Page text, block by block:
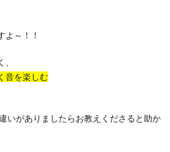
よ～！！
音を楽しむ
いがありましたらお教えくださると助か